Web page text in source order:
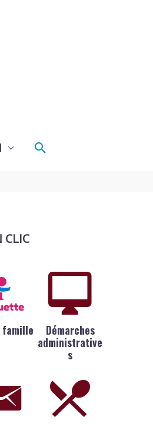
Rechercher
CLIC
Démarches
administrative
s